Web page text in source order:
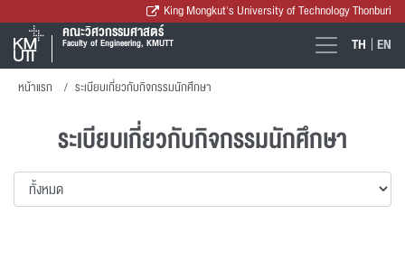
King Mongkut's University of Technology Thonburi
คณะวิศวกรรมศาสตร์
Faculty of Engineering, KMUTT TH EN
หน้าแรก ระเบียบเกี่ยวกับกิจกรรมนักศึกษา
ระเบียบเกี่ยวกับกิจกรรมนักศึกษา